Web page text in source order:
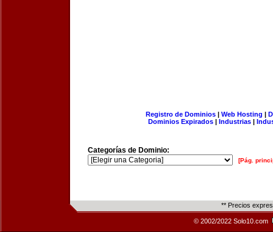
Registro de Dominios| Web Hosting |
Dominios Expirados | Industrias |
Categorías de Dominio:
[Pág.
** Precios
© 2002/2022 Solo10.com